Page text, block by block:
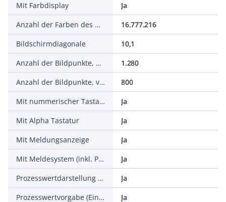
Mit Farbdisplay
Ja
Anzahl der Farben des Displays
16.777.216
Bildschirmdiagonale
10,1
Anzahl der Bildpunkte, horizontal
1.280
Anzahl der Bildpunkte, vertikal
800
Mit nummerischer Tastatur
Ja
Mit Alpha Tastatur
Ja
Mit Meldungsanzeige
Ja
Mit Meldesystem (inkl. Puffer und Quittierung)
Ja
Prozesswertdarstellung (Ausgabe) möglich
Ja
Prozesswertvorgabe (Eingabe) möglich
Ja